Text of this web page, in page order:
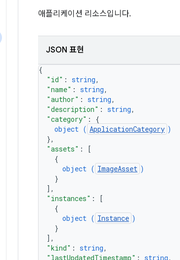
애플리케이션 리소스입니다.
JSON 표현
{
"id" : string,
"name" : string,
"author" : string,
"description" : string,
"category" : {
object ( ApplicationCategory )
},
"assets" :
[
{
object ( ImageAsset )
}
] ,
"instances" :
[
{
object ( Instance )
}
] ,
"kind" : string,
"lastUpdatedTimestamp" : string,